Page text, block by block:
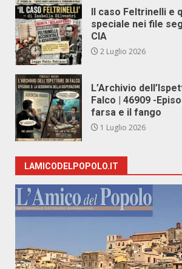
Il caso Feltrinelli e
speciale nei file
CIA
2 Luglio 2026
L’Archivio
Falco | 46909 -
farsa e il fango
1 Luglio 2026
LAMICODELPOPOLO.IT